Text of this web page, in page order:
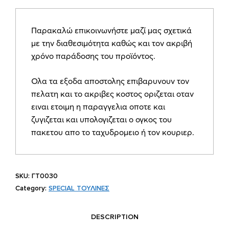
με
lux
και
γκρο
ΓΤ0030
quantity
Παρακαλώ επικοινωνήστε μαζί μας σχετικά
με την διαθεσιμότητα καθώς και τον ακριβή
χρόνο παράδοσης του προϊόντος.
Ολα τα εξοδα αποστολης επιβαρυνουν τον
πελατη και το ακριβες κοστος οριζεται οταν
ειναι ετοιμη η παραγγελια οποτε και
ζυγιζεται και υπολογιζεται ο ογκος του
πακετου απο το ταχυδρομειο ή τον κουριερ.
SKU: ΓΤ0030
Category: SPECIAL ΤΟΥΛΙΝΕΣ
DESCRIPTION